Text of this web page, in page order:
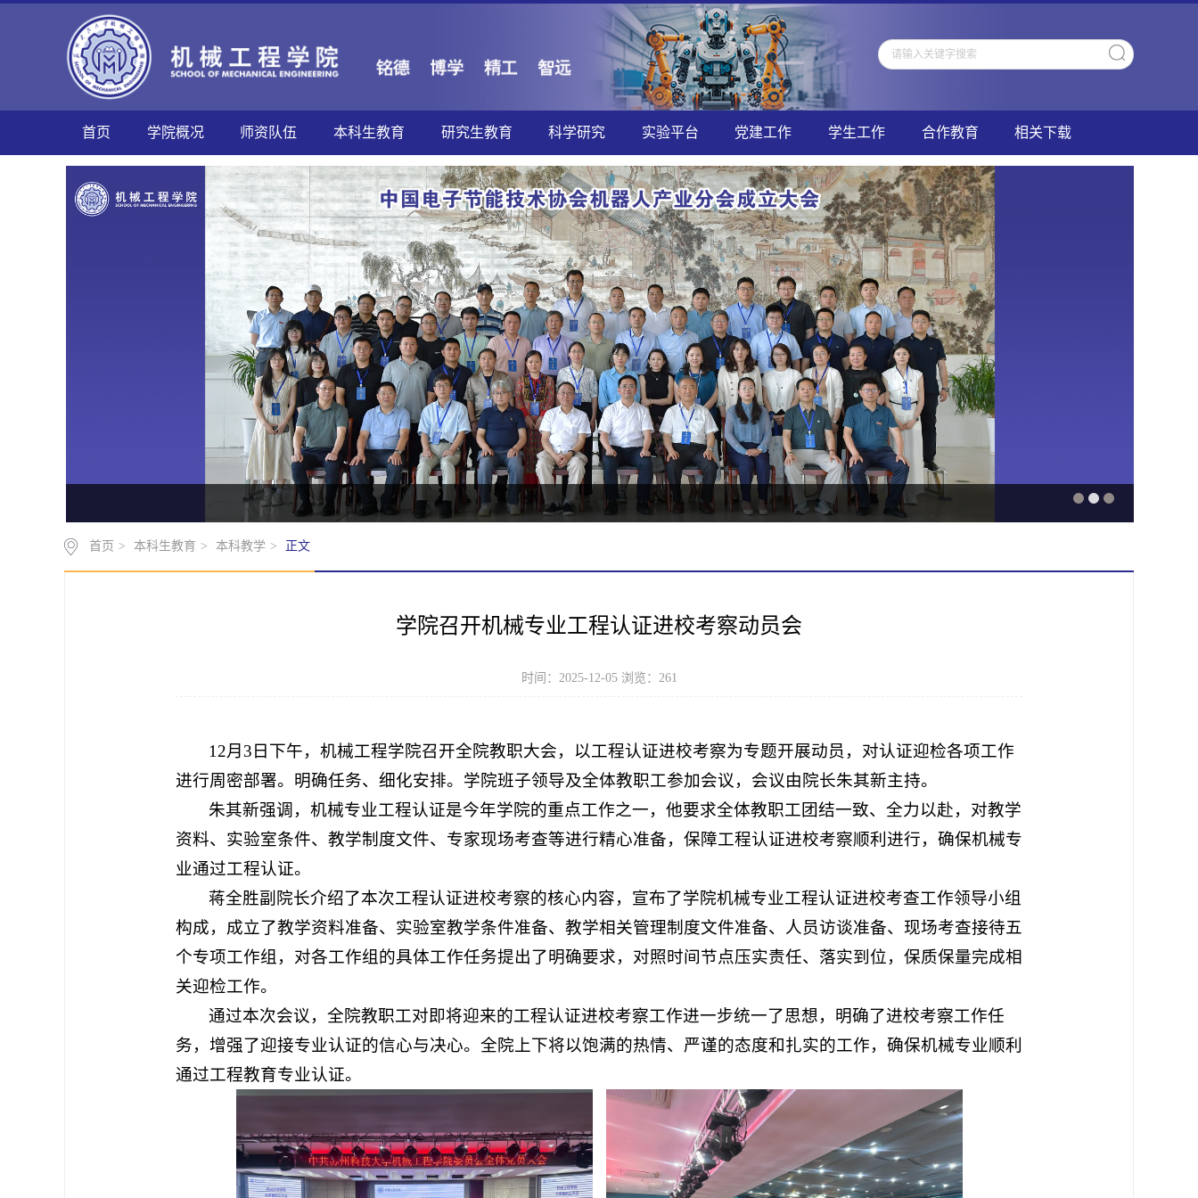
首页 学院概况 师资队伍 本科生教育 研究生教育 科学研究 实验平台 党建工作 学生工作 合作教育 相关下载
首页 > 本科生教育 > 本科教学 > 正文
学院召开机械专业工程认证进校考察动员会
时间：2025-12-05 浏览： 261
12月3日下午，机械工程学院召开全院教职大会，以工程认证进校考察为专题开展动员，对认证迎检各项工作
进行周密部署。明确任务、细化安排。学院班子领导及全体教职工参加会议，会议由院长朱其新主持。
朱其新强调，机械专业工程认证是今年学院的重点工作之一，他要求全体教职工团结一致、全力以赴，对教学
资料、实验室条件、教学制度文件、专家现场考查等进行精心准备，保障工程认证进校考察顺利进行，确保机械专
业通过工程认证。
蒋全胜副院长介绍了本次工程认证进校考察的核心内容，宣布了学院机械专业工程认证进校考查工作领导小组
构成，成立了教学资料准备、实验室教学条件准备、教学相关管理制度文件准备、人员访谈准备、现场考查接待五
个专项工作组，对各工作组的具体工作任务提出了明确要求，对照时间节点压实责任、落实到位，保质保量完成相
关迎检工作。
通过本次会议，全院教职工对即将迎来的工程认证进校考察工作进一步统一了思想，明确了进校考察工作任
务，增强了迎接专业认证的信心与决心。全院上下将以饱满的热情、严谨的态度和扎实的工作，确保机械专业顺利
通过工程教育专业认证。